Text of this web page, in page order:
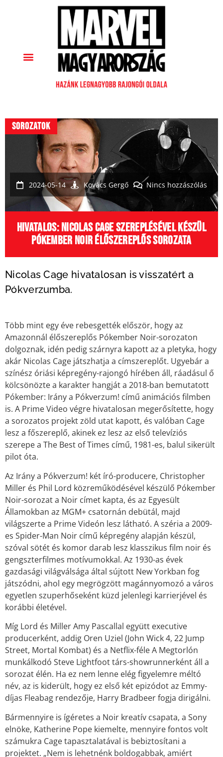
Sorozatok
2024-05-14 Kovács Gergő Nincs hozzászólás
Hivatalos: Nicolas Cage szereplésével készül
Pókember Noir élőszereplős sorozata
Nicolas Cage hivatalosan is visszatért a
Pókverzumba.
Több mint egy éve rebesgették először, hogy az
Amazonnál élőszereplős Pókember Noir-sorozaton
dolgoznak, idén pedig szárnyra kapott az a pletyka, hogy
akár Nicolas Cage játszhatja a címszereplőt. Ugyebár a
színész óriási képregény-rajongó hírében áll, ráadásul ő
kölcsönözte a karakter hangját a 2018-ban bemutatott
Pókember: Irány a Pókverzum! című animációs filmben
is. A Prime Video végre hivatalosan megerősítette, hogy
a sorozatos projekt zöld utat kapott, és valóban Cage
lesz a főszereplő, akinek ez lesz az első televíziós
szerepe a The Best of Times című, 1981-es, balul sikerült
pilot óta.
Az Irány a Pókverzum! két író-producere, Christopher
Miller és Phil Lord közreműködésével készülő Pókember
Noir-sorozat a Noir címet kapta, és az Egyesült
Államokban az MGM+ csatornán debütál, majd
világszerte a Prime Videón lesz látható. A széria a 2009-
es Spider-Man Noir című képregény alapján készül,
szóval sötét és komor darab lesz klasszikus film noir és
gengszterfilmes motívumokkal. Az 1930-as évek
gazdasági világválsága által sújtott New Yorkban fog
játszódni, ahol egy megrögzött magánnyomozó a város
egyetlen szuperhőseként küzd jelenlegi karrierjével és
korábbi életével.
Míg Lord és Miller Amy Pascallal együtt executive
producerként, addig Oren Uziel (John Wick 4, 22 Jump
Street, Mortal Kombat) és a Netflix-féle A Megtorlón
munkálkodó Steve Lightfoot társ-showrunnerként áll a
sorozat élén. Ha ez nem lenne elég figyelemre méltó
név, az is kiderült, hogy ez első két epizódot az Emmy-
díjas Fleabag rendezője, Harry Bradbeer fogja dirigálni.
Bármennyire is ígéretes a Noir kreatív csapata, a Sony
elnöke, Katherine Pope kiemelte, mennyire fontos volt
számukra Cage tapasztalatával is bebiztosítani a
projektet. „Nem is lehetnénk boldogabbak, amiért